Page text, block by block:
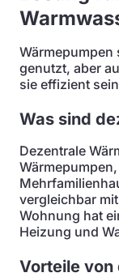
genutzt, aber
sie effizient
Was sind
Dezentrale
vergleichbar
Wohnung hat
Heizung und
Vorteile von